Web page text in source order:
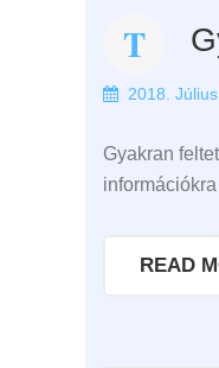
2018. Július
Gyakran
READ